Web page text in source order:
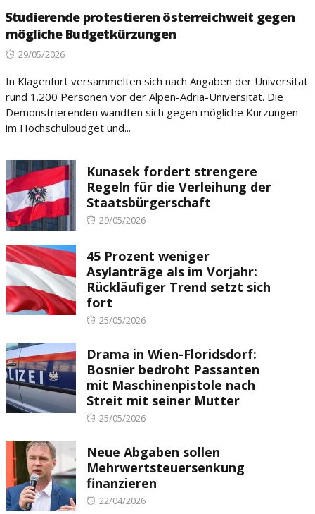
Studierende protestieren österreichweit gegen
mögliche Budgetkürzungen
Posted
29/05/2026
In Klagenfurt versammelten sich nach Angaben der Universität
rund 1.200 Personen vor der Alpen-Adria-Universität. Die
Demonstrierenden wandten sich gegen mögliche Kürzungen
im Hochschulbudget und...
Kunasek fordert strengere
Regeln für die Verleihung der
Staatsbürgerschaft
Posted
29/05/2026
45 Prozent weniger
Asylanträge als im Vorjahr:
Rückläufiger Trend setzt sich
fort
Posted
25/05/2026
Drama in Wien-Floridsdorf:
Bosnier bedroht Passanten
mit Maschinenpistole nach
Streit mit seiner Mutter
Posted
25/05/2026
Neue Abgaben sollen
Mehrwertsteuersenkung
finanzieren
Posted
22/04/2026